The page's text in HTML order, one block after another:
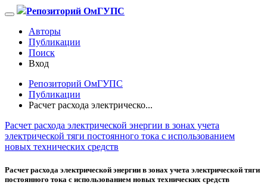
Репозиторий ОмГУПС
Авторы
Публикации
Поиск
Вход
Репозиторий ОмГУПС
Публикации
Расчет расхода электрическо...
Расчет расхода электрической энергии в зонах учета
электрической тяги постоянного тока с использованием
новых технических средств
Расчет расхода электрической энергии в зонах учета электрической тяги
постоянного тока с использованием новых технических средств